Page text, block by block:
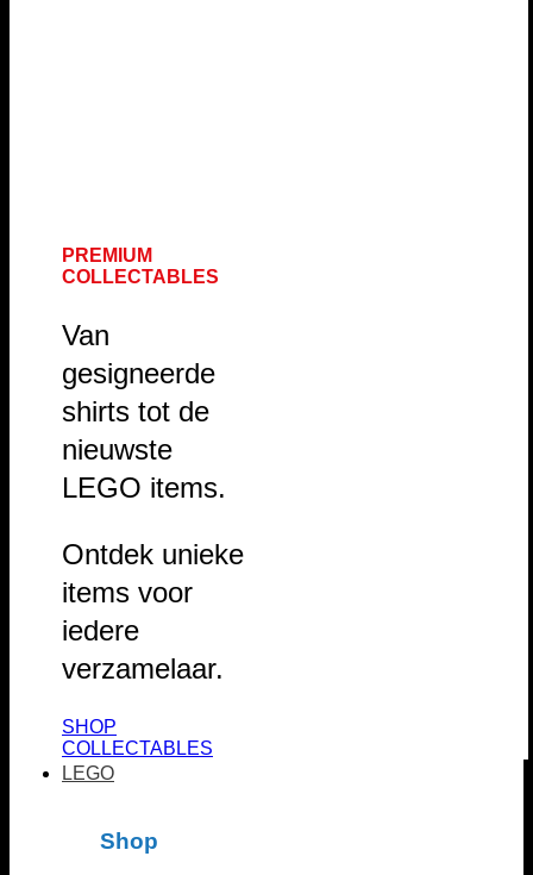
PREMIUM
COLLECTABLES
Van
gesigneerde
shirts tot de
nieuwste
LEGO items.
Ontdek unieke
items voor
iedere
verzamelaar.
SHOP
COLLECTABLES
LEGO
Shop